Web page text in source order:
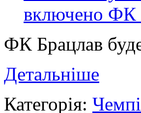
ФК Брацлав
Детальніше
Категорія: